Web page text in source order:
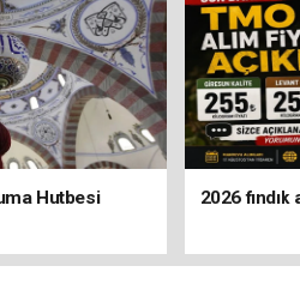
Hutbesi 2026 fındık